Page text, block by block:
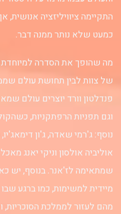
התקיימה ציוויליזציה אנושית,
כמעט שלא נותר ממנה דבר.
מה שהופך את הסדרה למיוחדת
של צוות לבין תחושת עולם
פנדלטון וורד יוצרים עולם
וגם תפניות הרפתקניות,
נוסף: ג'רמי שאדה, ג'ון דימאג'יו,
אוליביה אולסון וניקי יאנג
שמתאימה לז'אנר. בנוסף, יש
מיידית למשימות, כמו ברגע
מהם לעזור לממלכת הסוכריות,